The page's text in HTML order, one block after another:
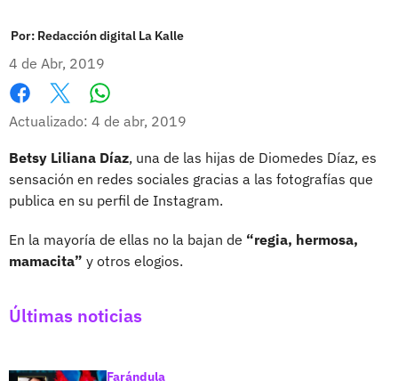
Por: Redacción digital La Kalle
4 de Abr, 2019
Facebook
X
Actualizado: 4 de abr, 2019
Betsy Liliana Díaz, una de las hijas de Diomedes Díaz, es
sensación en redes sociales gracias a las fotografías que
publica en su perfil de Instagram.
En la mayoría de ellas no la bajan de “regia, hermosa,
mamacita” y otros elogios.
Últimas noticias
Farándula